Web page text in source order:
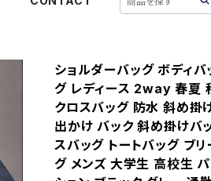
ショルダーバッグ ボディ
グ レディース 2way 春夏
クロスバッグ 防水 斜め掛
出かけ バック 斜め掛けバ
スバッグ トートバッグ ブ
グ メンズ 大学生 高校生